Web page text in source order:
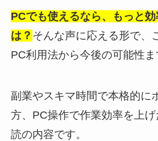
PCでも使えるなら、もっと
は？ そんな声に応える形で、
PC利用法から今後の可能性ま
副業やスキマ時間で本格的に
方、PC操作で作業効率を上
読の内容です。